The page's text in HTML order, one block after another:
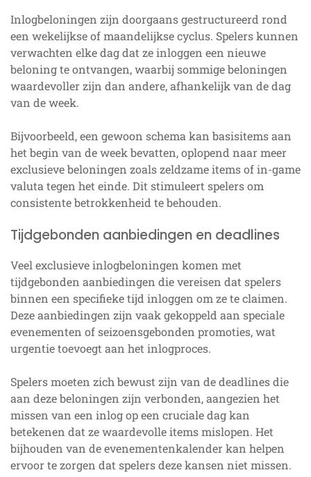
Inlogbeloningen zijn doorgaans gestructureerd rond
een wekelijkse of maandelijkse cyclus. Spelers kunnen
verwachten elke dag dat ze inloggen een nieuwe
beloning te ontvangen, waarbij sommige beloningen
waardevoller zijn dan andere, afhankelijk van de dag
van de week.
Bijvoorbeeld, een gewoon schema kan basisitems aan
het begin van de week bevatten, oplopend naar meer
exclusieve beloningen zoals zeldzame items of in-game
valuta tegen het einde. Dit stimuleert spelers om
consistente betrokkenheid te behouden.
Tijdgebonden aanbiedingen en deadlines
Veel exclusieve inlogbeloningen komen met
tijdgebonden aanbiedingen die vereisen dat spelers
binnen een specifieke tijd inloggen om ze te claimen.
Deze aanbiedingen zijn vaak gekoppeld aan speciale
evenementen of seizoensgebonden promoties, wat
urgentie toevoegt aan het inlogproces.
Spelers moeten zich bewust zijn van de deadlines die
aan deze beloningen zijn verbonden, aangezien het
missen van een inlog op een cruciale dag kan
betekenen dat ze waardevolle items mislopen. Het
bijhouden van de evenementenkalender kan helpen
ervoor te zorgen dat spelers deze kansen niet missen.